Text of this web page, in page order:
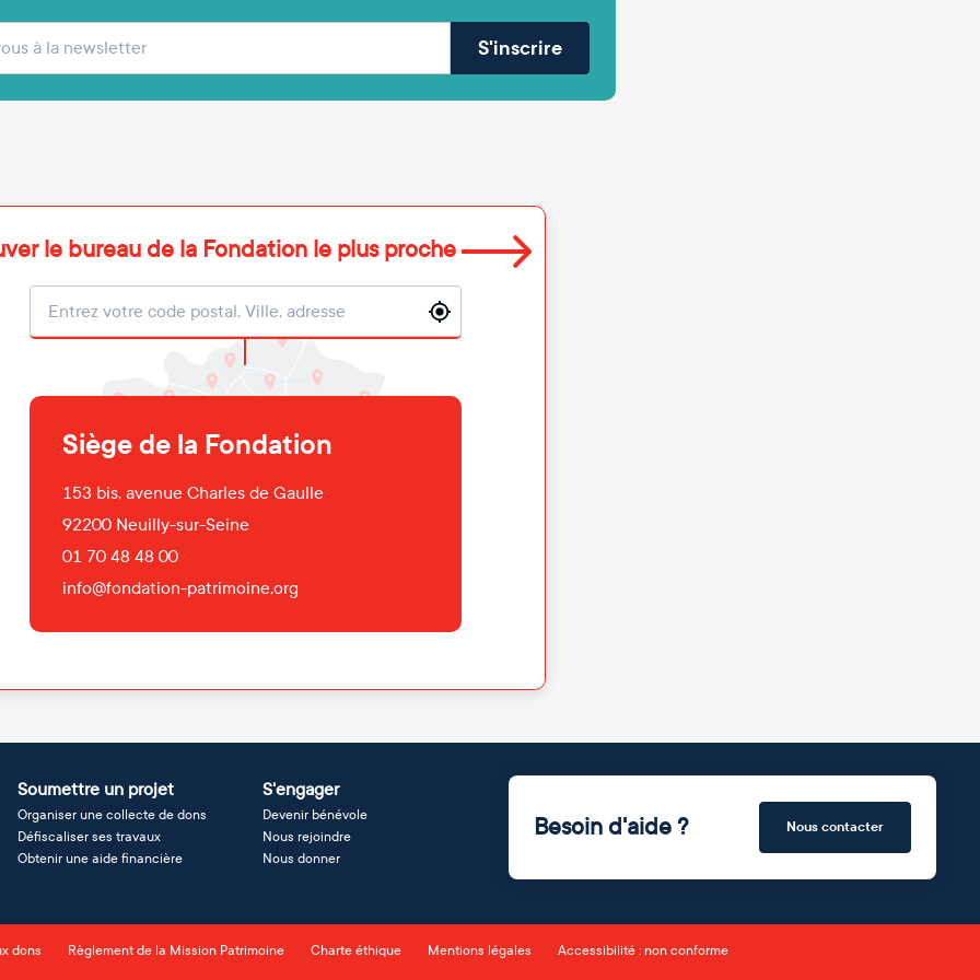
e-mail (obligatoire) S'inscrire
le bureau de la Fondation le plus proche
Localisation
Siège de la Fondation
153 bis, avenue Charles de Gaulle
92200 Neuilly-sur-Seine
01 70 48 48 00
info@fondation-patrimoine.org
Soumettre un projet
Organiser une collecte de dons
Défiscaliser ses travaux
Obtenir une aide financière
S'engager
Devenir bénévole
Nous rejoindre
Nous donner
Besoin d'aide ? Nous contacter
dons Règlement de la Mission Patrimoine Charte éthique Mentions légales
Accessibilité : non conforme